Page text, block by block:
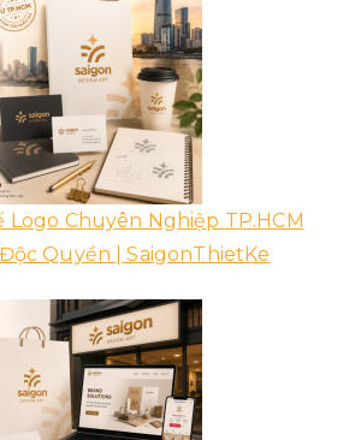
Logo Chuyên Nghiệp TP.HCM
Quyền | SaigonThietKe